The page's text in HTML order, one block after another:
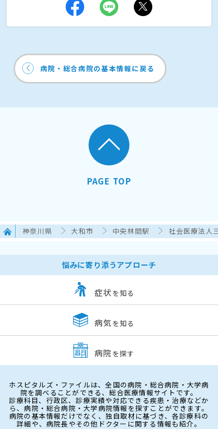
病院・総合病院の基本情報に戻る
PAGE TOP
神奈川県 大和市 中央林間駅 社会医療法
悩みに寄り添うアプローチ
症状 を知る
病気 を知る
病院 を探す
ホスピタルズ・ファイルは、全国の病院・総合病院・大学病
院を調べることができる、総合医療情報サイトです。
診療科目、行政区、診療実績や対応できる疾患・治療などか
ら、病院・総合病院・大学病院情報を探すことができます。
病院の基本情報だけでなく、独自取材に基づき、各診療科の
詳細や、病院長やその他ドクターに関する情報も紹介。